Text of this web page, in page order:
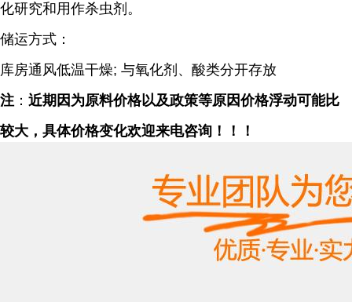
化研究和用作杀虫剂。
储运方式：
库房通风低温干燥; 与氧化剂、酸类分开存放
注 ： 近期因为原料价格以及政策等原因价格浮动可能比
较大，具体价格变化欢迎来电咨询！！！